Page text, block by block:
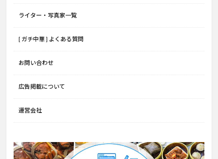
ライター・写真家一覧
[ ガチ中華 ] よくある質問
お問い合わせ
広告掲載について
運営会社